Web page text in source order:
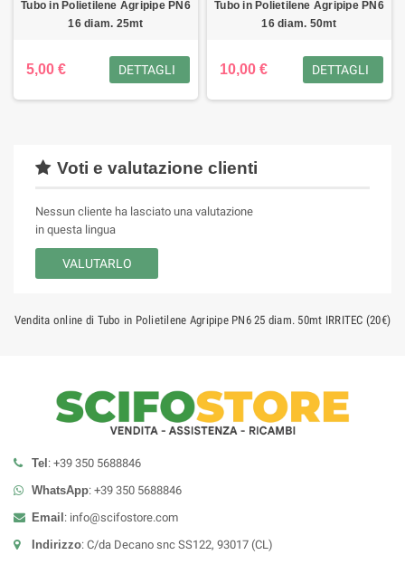
Tubo in Polietilene Agripipe PN6
16 diam. 25mt
5,00 € DETTAGLI
Tubo in Polietilene Agripipe PN6
16 diam. 50mt
10,00 € DETTAGLI
Voti e valutazione clienti
Nessun cliente ha lasciato una valutazione
in questa lingua
VALUTARLO
Vendita online di Tubo in Polietilene Agripipe PN6 25 diam. 50mt IRRITEC (20€)
Tel: +39 350 5688846
WhatsApp: +39 350 5688846
Email: info@scifostore.com
Indirizzo: C/da Decano snc SS122, 93017 (CL)